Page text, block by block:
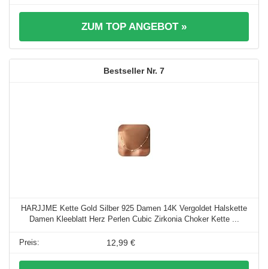
ZUM TOP ANGEBOT »
7
HARJJME Kette Gold Silber 925 Damen 14K Vergoldet Halskette
Damen Kleeblatt Herz Perlen Cubic Zirkonia Choker Kette ...
12,99 €